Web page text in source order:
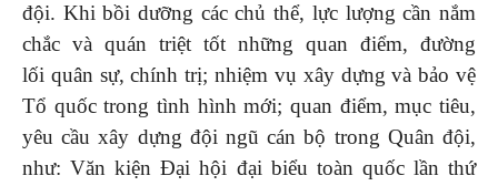
đội. Khi bồi dưỡng các chủ thể, lực lượng cần nắm
chắc và quán triệt tốt những quan điểm, đường
lối quân sự, chính trị; nhiệm vụ xây dựng và bảo vệ
Tổ quốc trong tình hình mới; quan điểm, mục tiêu,
yêu cầu xây dựng đội ngũ cán bộ trong Quân đội,
như: Văn kiện Đại hội đại biểu toàn quốc lần thứ